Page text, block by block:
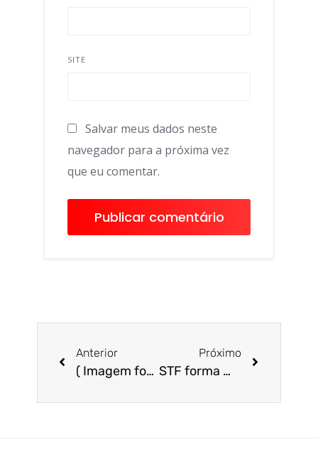
SITE
Salvar meus dados neste
navegador para a próxima vez
que eu comentar.
Anterior
( Imagem forte) adolescente é morta a pauladas pelas amigas
Próximo
STF forma maioria para derrubar o mandato de sete deputados